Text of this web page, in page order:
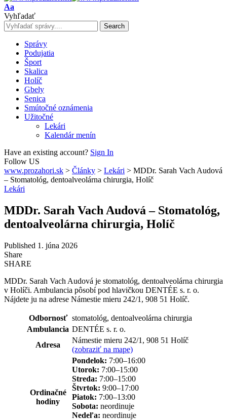
Font
Resizer
Aa
Vyhľadať
Správy
Podujatia
Šport
Skalica
Holíč
Gbely
Senica
Smútočné oznámenia
Užitočné
Lekári
Kalendár menín
Have an existing account? Sign In
Follow US
www.prozahori.sk > Články > Lekári > MDDr. Sarah Vach Audová
– Stomatológ, dentoalveolárna chirurgia, Holíč
Lekári
MDDr. Sarah Vach Audová – Stomatológ,
dentoalveolárna chirurgia, Holíč
Published 1. júna 2026
Share
SHARE
MDDr. Sarah Vach Audová je stomatológ, dentoalveolárna chirurgia
v Holíči. Ambulancia pôsobí pod hlavičkou DENTÉE s. r. o.
Nájdete ju na adrese Námestie mieru 242/1, 908 51 Holíč.
Odbornosť stomatológ, dentoalveolárna chirurgia
Ambulancia DENTÉE s. r. o.
Adresa
Námestie mieru 242/1, 908 51 Holíč
(zobraziť na mape)
Ordinačné
hodiny
Pondelok: 7:00–16:00
Utorok: 7:00–15:00
Streda: 7:00–15:00
Štvrtok: 9:00–17:00
Piatok: 7:00–13:00
Sobota: neordinuje
Nedeľa: neordinuje